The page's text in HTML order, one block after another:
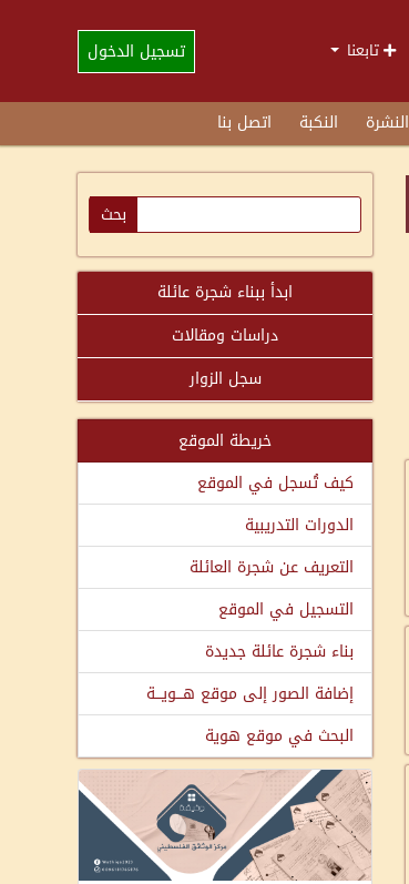
تابعنا تسجيل الدخول
النشرة النكبة اتصل بنا
ابدأ ببناء شجرة عائلة
دراسات ومقالات
سجل الزوار
خريطة الموقع
كيف تُسجل في الموقع
الدورات التدريبية
التعريف عن شجرة العائلة
التسجيل في الموقع
بناء شجرة عائلة جديدة
إضافة الصور إلى موقع هـــويـــة
البحث في موقع هوية